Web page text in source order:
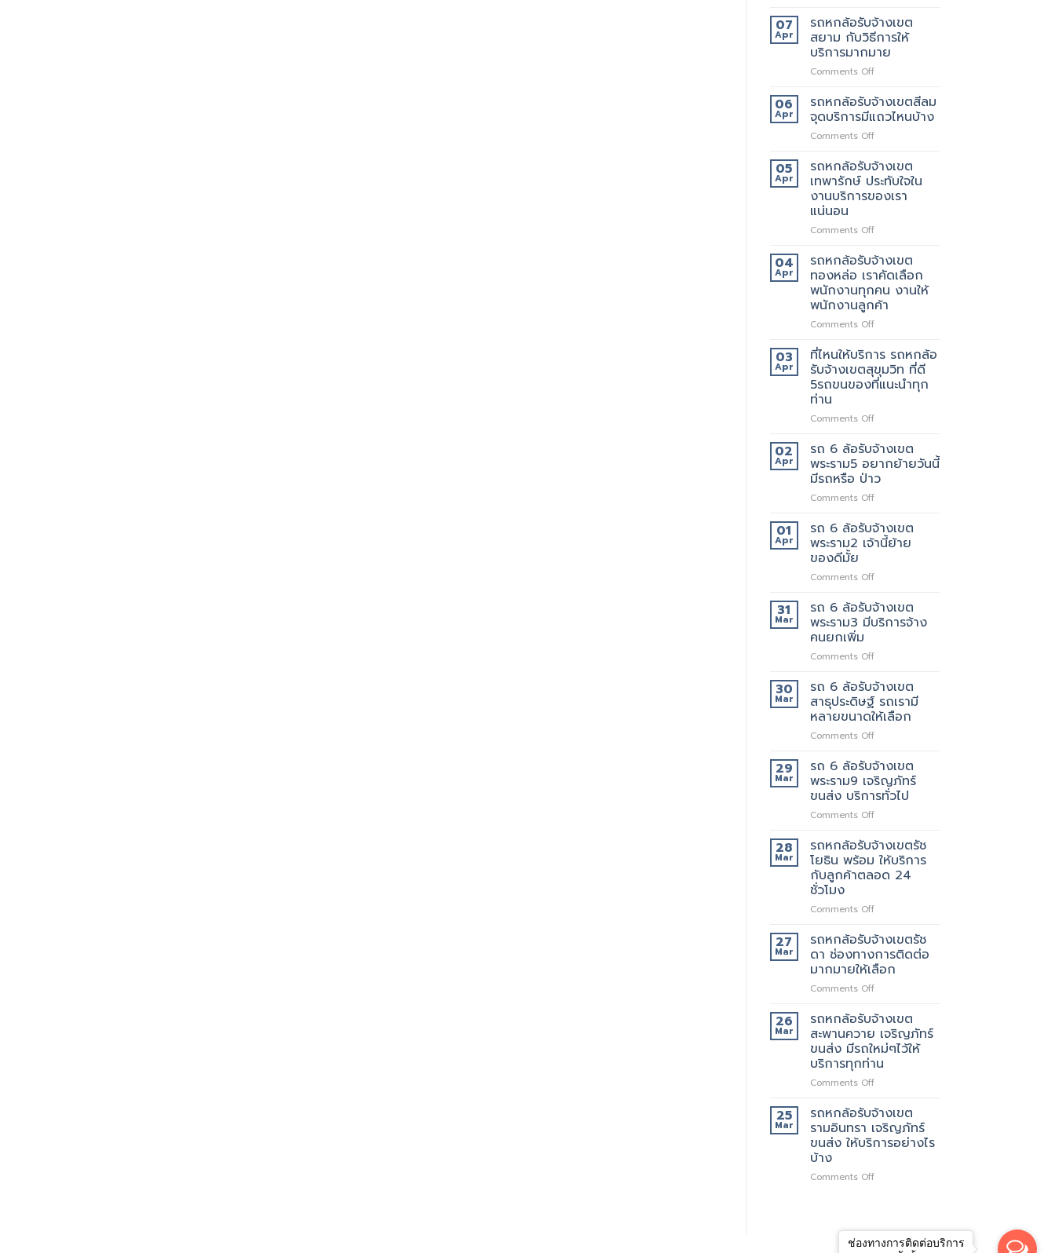
ดี
กว่า
เจ้า
อื่น
6
ล้อ
รับจ้าง
เขต
ราชเทวี
ย้าย
บ้าน
รับจ้าง
ขน
ราคา
ถูก
07
Apr
รถหกล้อรับจ้างเขต
สยาม กับวิธีการให้
บริการมากมาย
Comments Offon
หก
ล้อ
รับจ้าง
เขต
กับ
วิธี
การ
ให้
มากมาย
06
Apr
รถหกล้อรับจ้างเขตสีลม
จุดบริการมีแถวไหนบ้าง
Comments Offon
หก
ล้อ
รับจ้าง
เขต
จุด
มี
แถว
ไหน
บ้าง
05
Apr
รถหกล้อรับจ้างเขต
เทพารักษ์ ประทับใจใน
งานบริการของเรา
แน่นอน
Comments Offon
หก
ล้อ
รับจ้าง
เขต
เทพารักษ์
ประทับ
ใน
งาน
บริการ
ของ
แน่นอน
04
Apr
รถหกล้อรับจ้างเขต
ทองหล่อ เราคัดเลือก
พนักงานทุกคน งานให้
พนักงานลูกค้า
Comments Offon
หก
ล้อ
รับจ้าง
เขต
เรา
เลือก
พนักงาน
ทุก
คน
งาน
พนักงาน
ลูกค้า
03
Apr
ที่ไหนให้บริการ รถหกล้อ
รับจ้างเขตสุขุมวิท ที่ดี
5รถขนของที่แนะนำทุก
ท่าน
Comments Offon
ให้
บริการ
รถ
หก
ล้อ
เขต
สุขุมวิท
ที่
5รถ
ของ
ที่
ท่าน
02
Apr
รถ 6 ล้อรับจ้างเขต
พระราม5 อยากย้ายวันนี้
มีรถหรือ ป่าว
Comments Offon
6
ล้อ
รับจ้าง
พระราม5
ย้าย
วัน
นี้
รถ
ป่าว
01
Apr
รถ 6 ล้อรับจ้างเขต
พระราม2 เจ้านี้ย้าย
ของดีมั้ย
Comments Offon
6
ล้อ
รับจ้าง
พระราม2
นี้
ย้าย
ของดี
มั้ย
31
Mar
รถ 6 ล้อรับจ้างเขต
พระราม3 มีบริการจ้าง
คนยกเพิ่ม
Comments Offon
6
ล้อ
รับจ้าง
เขต
พระราม3
บริการ
จ้าง
คน
ยก
เพิ่ม
30
Mar
รถ 6 ล้อรับจ้างเขต
สาธุประดิษฐ์ รถเรามี
หลายขนาดให้เลือก
Comments Offon
6
ล้อ
รับจ้าง
เขต
สาธุประดิษฐ์
เรา
มี
หลาย
ขนาด
เลือก
29
Mar
รถ 6 ล้อรับจ้างเขต
พระราม9 เจริญภัทร์
ขนส่ง บริการทั่วไป
Comments Offon
6
ล้อ
รับจ้าง
เขต
เจ
ภัทร์
ขนส่ง
บริการ
ทั่วไป
28
Mar
รถหกล้อรับจ้างเขตรัช
โยธิน พร้อม ให้บริการ
กับลูกค้าตลอด 24
ชั่วโมง
Comments Offon
หก
ล้อ
รับจ้าง
เขต
รัช
พร้อม
ให้
บริการ
กับ
ลูกค้า
ตลอด
ชั่วโมง
27
Mar
รถหกล้อรับจ้างเขตรัช
ดา ช่องทางการติดต่อ
มากมายให้เลือก
Comments Offon
หก
ล้อ
รับจ้าง
เขต
รัช
ดา
ทางการ
ติดต่อ
มากมาย
ให้
26
Mar
รถหกล้อรับจ้างเขต
สะพานควาย เจริญภัทร์
ขนส่ง มีรถใหม่ๆไว้ให้
บริการทุกท่าน
Comments Offon
หก
ล้อ
รับจ้าง
เขต
เจ
มี
รถ
25
Mar
รถหกล้อรับจ้างเขต
รามอินทรา เจริญภัทร์
ขนส่ง ให้บริการอย่างไร
บ้าง
Comments Offon
รับจ้าง
เขต
ช่องทางการติดต่อบริการ